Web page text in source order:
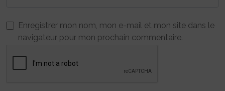
Enregistrer mon nom, mon e-mail et mon site dans le
navigateur pour mon prochain commentaire.